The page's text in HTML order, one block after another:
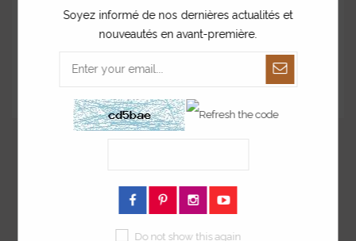
Après avoir enregistré votre personnalisation, n'oubliez pas
d'ajouter le produit au panier.
champs requis
Poser une question
Soyez informé de nos dernières actualités et
nouveautés en avant-première.
Do not show this again